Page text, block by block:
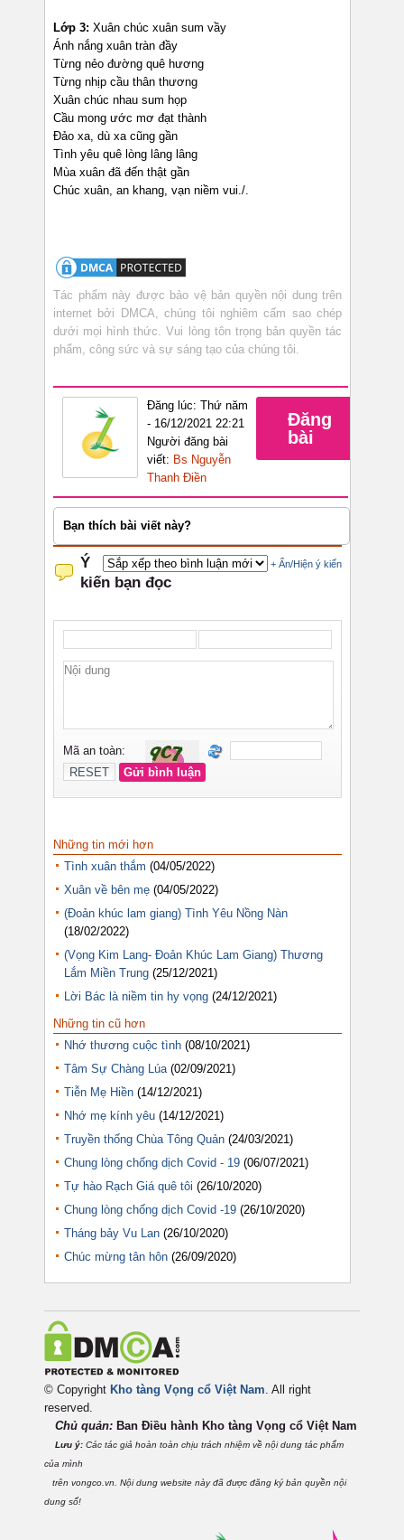
Lớp 3: Xuân chúc xuân sum vầy
Ánh nắng xuân tràn đầy
Từng nẻo đường quê hương
Từng nhịp cầu thân thương
Xuân chúc nhau sum họp
Cầu mong ước mơ đạt thành
Đảo xa, dù xa cũng gần
Tình yêu quê lòng lâng lâng
Mùa xuân đã đến thật gần
Chúc xuân, an khang, vạn niềm vui./.
Tác phẩm này được bảo vệ bản quyền nội dung trên
internet bởi DMCA, chúng tôi nghiêm cấm sao chép
dưới mọi hình thức. Vui lòng tôn trọng bản quyền tác
phẩm, công sức và sự sáng tạo của chúng tôi.
Đăng lúc: Thứ năm
- 16/12/2021 22:21
Người đăng bài
viết: Bs Nguyễn
Thanh Điền
Đăng
bài
Bạn thích bài viết này?
Những tin mới hơn
Tình xuân thắm (04/05/2022)
Xuân về bên mẹ (04/05/2022)
(Đoản khúc lam giang) Tình Yêu Nồng Nàn
(18/02/2022)
(Vọng Kim Lang- Đoản Khúc Lam Giang) Thương
Lắm Miền Trung (25/12/2021)
Lời Bác là niềm tin hy vọng (24/12/2021)
Những tin cũ hơn
Nhớ thương cuộc tình (08/10/2021)
Tâm Sự Chàng Lúa (02/09/2021)
Tiễn Mẹ Hiền (14/12/2021)
Nhớ mẹ kính yêu (14/12/2021)
Truyền thống Chùa Tông Quản (24/03/2021)
Chung lòng chống dịch Covid - 19 (06/07/2021)
Tự hào Rạch Giá quê tôi (26/10/2020)
Chung lòng chống dịch Covid -19 (26/10/2020)
Tháng bảy Vu Lan (26/10/2020)
Chúc mừng tân hôn (26/09/2020)
© Copyright Kho tàng Vọng cổ Việt Nam. All right
reserved.
Chủ quản: Ban Điều hành Kho tàng Vọng cổ Việt Nam
Lưu ý: Các tác giả hoàn toàn chịu trách nhiệm về nội dung tác phẩm
của mình
trên vongco.vn. Nội dung website này đã được đăng ký bản quyền nội
dung số!